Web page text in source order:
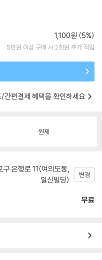
1,100원 (5%)
5만원 이상 구매 시 2천원 추가 적립
간편결제 혜택을 확인하세요
원제
구 은행로 11(여의도동,
일신빌딩)
변경
무료